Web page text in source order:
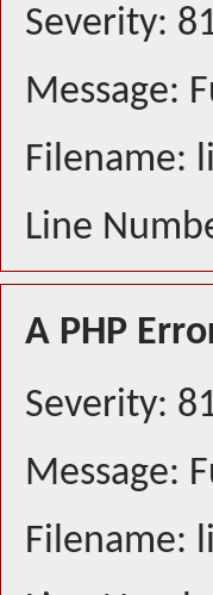
Severity:
Message:
Filename:
Line
A PHP
Severity:
Message:
Filename: